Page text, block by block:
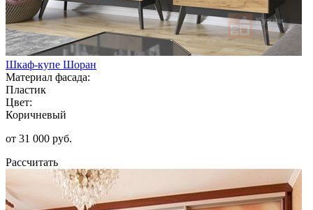
Шкаф-купе Шоран
Материал фасада:
Пластик
Цвет:
Коричневый
от 31 000 руб.
Рассчитать